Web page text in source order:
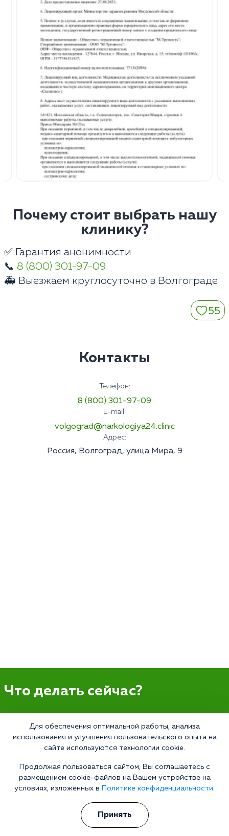
Почему стоит выбрать нашу
клинику?
✅ Гарантия анонимности
📞 8 (800) 301-97-09
🚑 Выезжаем круглосуточно в Волгограде
55
Контакты
Телефон:
8 (800) 301-97-09
E-mail:
volgograd@narkologiya24.clinic
Адрес:
Россия, Волгоград, улица Мира, 9
Что делать сейчас?
Консультанты программы сами в прошлом преодолели
зависимость и знают изнутри все стороны болезни.
Свяжитесь с нами и получите профессиональную
Получить консультацию
Наркология 24/7
Для обеспечения оптимальной работы, анализа
использования и улучшения пользовательского опыта на
сайте используются технологии cookie.
Продолжая пользоваться сайтом, Вы соглашаетесь с
размещением cookie-файлов на Вашем устройстве на
условиях, изложенных в
Политике конфиденциальности.
Принять